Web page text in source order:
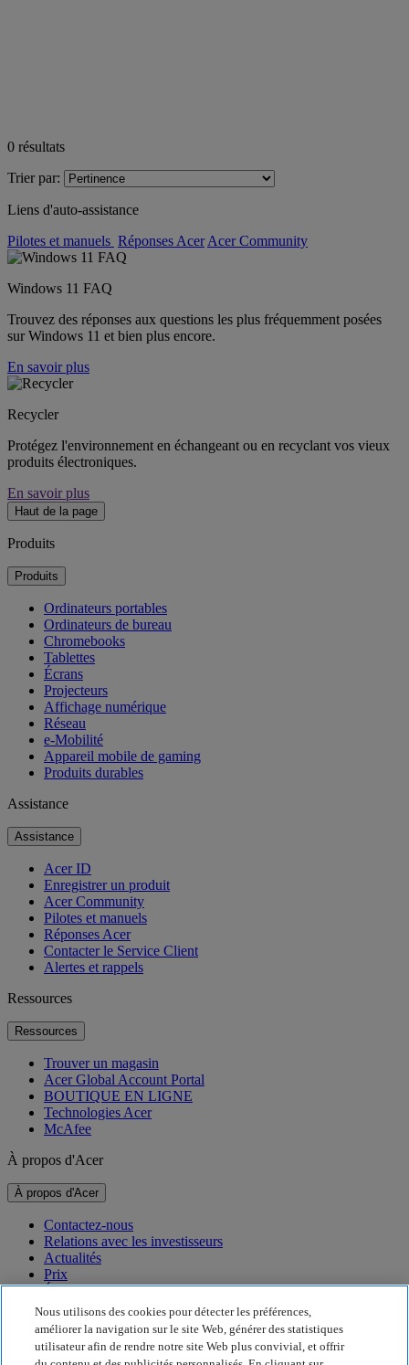
0 résultats
Trier par:
Liens d'auto-assistance
Pilotes et manuels Réponses Acer Acer Community
Windows 11 FAQ
Trouvez des réponses aux questions les plus fréquemment posées
sur Windows 11 et bien plus encore.
En savoir plus
Recycler
Protégez l'environnement en échangeant ou en recyclant vos vieux
produits électroniques.
En savoir plus
Haut de la page
Produits
Produits
Ordinateurs portables
Ordinateurs de bureau
Chromebooks
Tablettes
Écrans
Projecteurs
Affichage numérique
Réseau
e-Mobilité
Appareil mobile de gaming
Produits durables
Assistance
Assistance
Acer ID
Enregistrer un produit
Acer Community
Pilotes et manuels
Réponses Acer
Contacter le Service Client
Alertes et rappels
Ressources
Ressources
Trouver un magasin
Acer Global Account Portal
BOUTIQUE EN LIGNE
Technologies Acer
McAfee
À propos d'Acer
À propos d'Acer
Contactez-nous
Relations avec les investisseurs
Actualités
Prix
Événements
Développement durable
Développement durable
Nous utilisons des cookies pour détecter les préférences,
améliorer la navigation sur le site Web, générer des statistiques
utilisateur afin de rendre notre site Web plus convivial, et offrir